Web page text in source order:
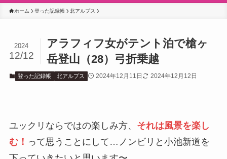
ホーム 登った記録帳 北アルプス
アラフィフ女がテント泊で槍ヶ
岳登山（28）弓折乗越
2024
12/12
登った記録帳 北アルプス 2024年12月11日 2024年12月12日
ユックリならではの楽しみ方、 それは風景を楽し
む！ って思うことにして…ノンビリと小池新道を